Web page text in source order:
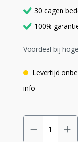
30 dagen
100%
Voordeel bij
Levertijd
info